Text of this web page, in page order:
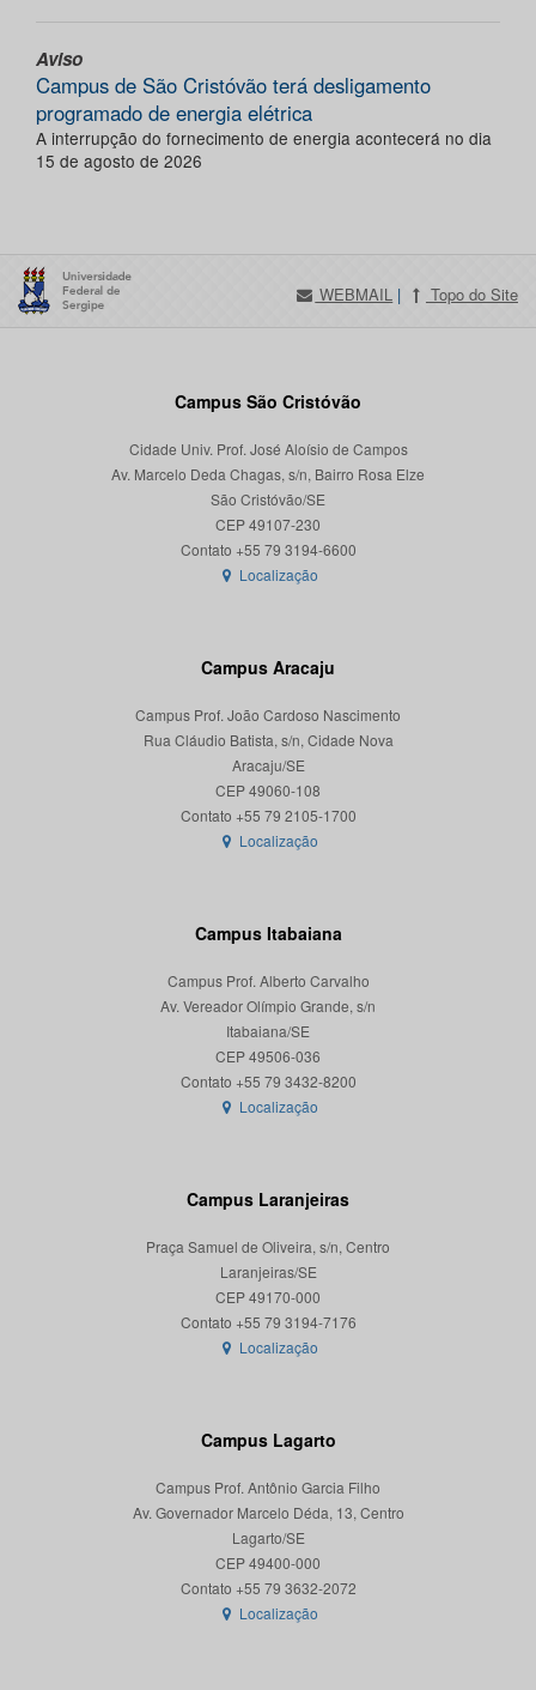
Aviso
Campus de São Cristóvão terá desligamento
programado de energia elétrica
A interrupção do fornecimento de energia acontecerá no dia
15 de agosto de 2026
WEBMAIL | Topo do Site
Campus São Cristóvão
Cidade Univ. Prof. José Aloísio de Campos
Av. Marcelo Deda Chagas, s/n, Bairro Rosa Elze
São Cristóvão/SE
CEP 49107-230
Localização
Campus Aracaju
Campus Prof. João Cardoso Nascimento
Rua Cláudio Batista, s/n, Cidade Nova
Aracaju/SE
CEP 49060-108
Localização
Campus Itabaiana
Campus Prof. Alberto Carvalho
Av. Vereador Olímpio Grande, s/n
Itabaiana/SE
CEP 49506-036
Localização
Campus Laranjeiras
Praça Samuel de Oliveira, s/n, Centro
Laranjeiras/SE
CEP 49170-000
Localização
Campus Lagarto
Campus Prof. Antônio Garcia Filho
Av. Governador Marcelo Déda, 13, Centro
Lagarto/SE
CEP 49400-000
Localização